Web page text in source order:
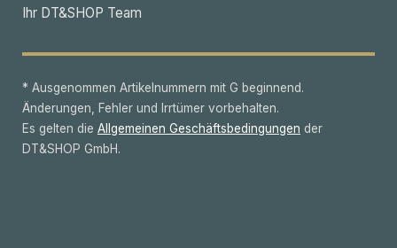
Ihr DT&SHOP Team
* Ausgenommen Artikelnummern mit G beginnend.
Änderungen, Fehler und Irrtümer vorbehalten.
Es gelten die Allgemeinen Geschäftsbedingungen der
DT&SHOP GmbH.